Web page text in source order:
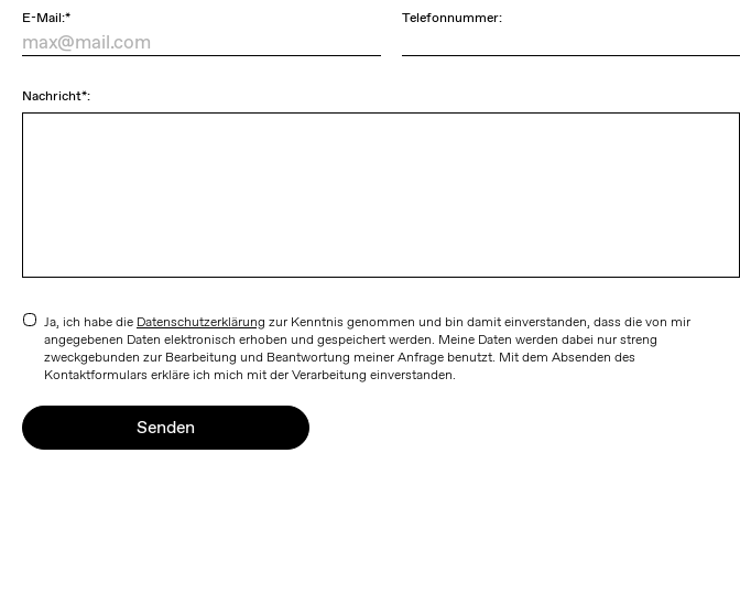
E-Mail:* Telefonnummer:
Nachricht*:
Ja, ich habe die Datenschutzerklärung zur Kenntnis genommen und bin damit einverstanden, dass die von mir
angegebenen Daten elektronisch erhoben und gespeichert werden. Meine Daten werden dabei nur streng
zweckgebunden zur Bearbeitung und Beantwortung meiner Anfrage benutzt. Mit dem Absenden des
Kontaktformulars erkläre ich mich mit der Verarbeitung einverstanden.
Senden